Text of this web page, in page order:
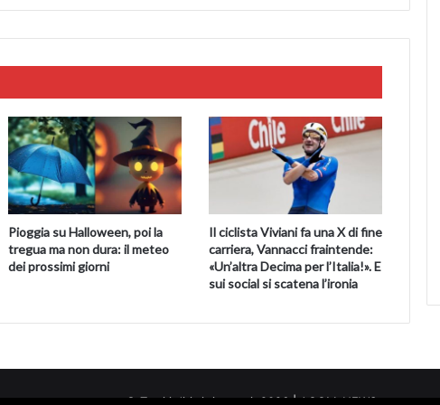
Pioggia su Halloween, poi la
tregua ma non dura: il meteo
dei prossimi giorni
Il ciclista Viviani fa una X di fine
carriera, Vannacci fraintende:
«Un’altra Decima per l’Italia!». E
sui social si scatena l’ironia
© Tutti i diritti riservati. 2026 | AGGM-NEWS